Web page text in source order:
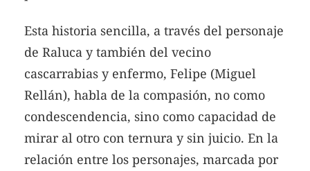
Esta historia sencilla, a través del personaje
de Raluca y también del vecino
cascarrabias y enfermo, Felipe (Miguel
Rellán), habla de la compasión, no como
condescendencia, sino como capacidad de
mirar al otro con ternura y sin juicio. En la
relación entre los personajes, marcada por